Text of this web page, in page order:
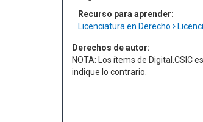
Recurso para aprender:
Licenciatura en Derecho
Derechos de autor:
NOTA: Los ítems de Digital.CSIC
indique lo contrario.